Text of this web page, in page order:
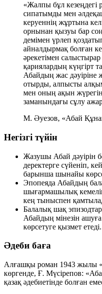
«Жалпы бұл
сипатымды мен
керуеннің жұртына
орнынан қызуы бар
демімен үрлеп
айналдырмақ болған
әрекетімен
қариялардың күңгірт
Абайдың жас дәуіріне
отырды, алпысты
мен оның ақын
заманындағы сұлу
М. Әуезов, «Абай
Негізгі түйін
Жазушы Абай дәуірін
деректерге сүйеніп,
барынша шынайы
Эпопеяда Абайдың
шығармашылық
кең тыныспен
Балалық шақ
Абайдың мінезін
көрсетуге қызмет етеді.
Әдеби баға
Алғашқы роман 1943 жылы
көргенде, Ғ. Мүсірепов:
қазақ әдебиетінде болған